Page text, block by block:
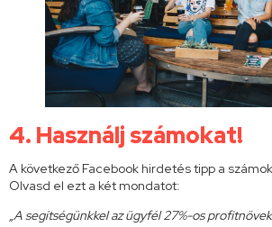
4. Használj számokat!
A következő Facebook hirdetés tipp a
Olvasd el ezt a két mondatot:
„A segítségünkkel az ügyfél 27%-os